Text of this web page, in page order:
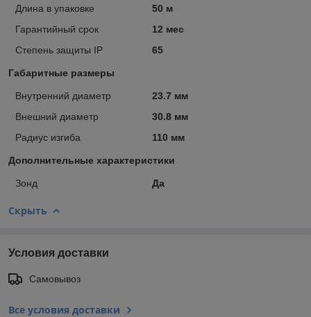
Длина в упаковке
50 м
Гарантийный срок
12 мес
Степень защиты IP
65
Габаритные размеры
Внутренний диаметр
23.7 мм
Внешний диаметр
30.8 мм
Радиус изгиба
110 мм
Дополнительные характеристики
Зонд Да
Скрыть
Условия доставки
Самовывоз
Все условия доставки